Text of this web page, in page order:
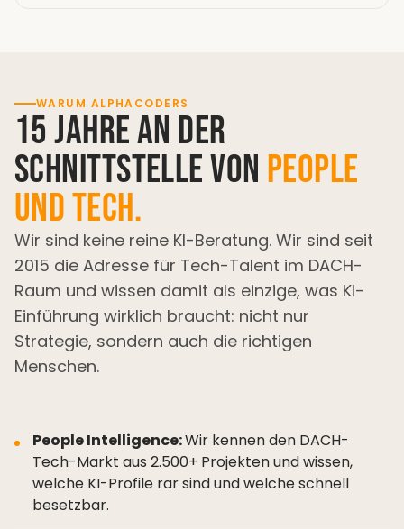
WARUM ALPHACODERS
15 Jahre an der
Schnittstelle von People
und Tech.
Wir sind keine reine KI-Beratung. Wir sind seit
2015 die Adresse für Tech-Talent im DACH-
Raum und wissen damit als einzige, was KI-
Einführung wirklich braucht: nicht nur
Strategie, sondern auch die richtigen
Menschen.
People Intelligence:Wir kennen den DACH-
Tech-Markt aus 2.500+ Projekten und wissen,
welche KI-Profile rar sind und welche schnell
besetzbar.